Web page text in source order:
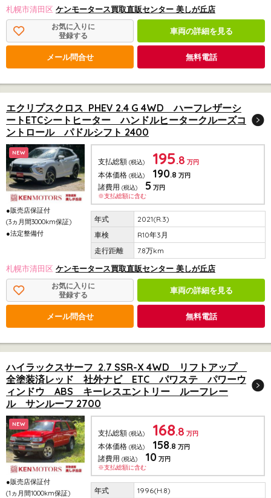
札幌市清田区 ケンモータース買取直販センター 美しが丘店
お気に入りに
登録する
車両の詳細を見る
メール問合せ 無料電話
エクリプスクロス PHEV 2.4 G 4WD ハーフレザーシ
ートETCシートヒーター ハンドルヒータークルーズコ
ントロール パドルシフト 2400
NEW
●販売店保証付
(3ヵ月間3000km保証)
●法定整備付
支払総額 (税込) 195.8 万円
本体価格 (税込) 190.8 万円
諸費用 (税込) 5 万円
※支払総額に含む
2021(R.3)
R10年3月
7.8万km
札幌市清田区 ケンモータース買取直販センター 美しが丘店
お気に入りに
登録する
車両の詳細を見る
メール問合せ 無料電話
ハイラックスサーフ 2.7 SSR-X 4WD リフトアップ
全塗装済レッド 社外ナビ ETC パワステ パワーウ
ィンドウ ABS キーレスエントリー ルーフレー
ル サンルーフ 2700
NEW
●販売店保証付
(1ヵ月間1000km保証)
支払総額 (税込) 168.8 万円
本体価格 (税込) 158.8 万円
諸費用 (税込) 10 万円
※支払総額に含む
1996(H.8)